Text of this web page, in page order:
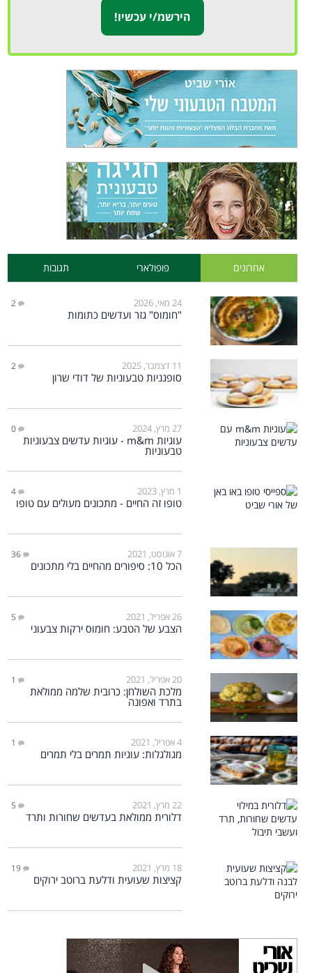
אחרונים פופולארי תגובות
24 מאי, 2026 2
"חומוס" גזר ועדשים כתומות
11 דצמבר, 2025 2
סופגניות טבעוניות של דודי שרון
27 מרץ, 2024 0
עוגיות m&m - עוגיות עדשים צבעוניות
טבעוניות
1 מרץ, 2023 4
טופו זה החיים - מתכונים מעולים עם טופו
7 אוגוסט, 2021 36
הכל 10: סיפורים מהחיים בלי מתכונים
26 אפריל, 2021 5
הצבע של הטבע: חומוס ירקות צבעוני
20 אפריל, 2021 1
מלכת השולחן: כרובית שלמה ממולאת
בתרד ואפונה
4 אפריל, 2021 1
מגולגלות: עוגיות תמרים בלי תמרים
22 מרץ, 2021 5
דלורית ממולאת בעדשים שחורות ותרד
18 מרץ, 2021 19
קציצות שעועית ודלעת ברוטב ירוקים